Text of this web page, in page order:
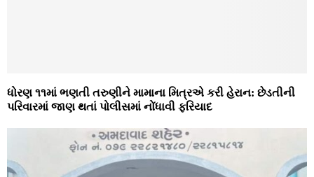
ધોરણ ૧૧માં ભણતી તરુણીને મામાના મિત્રએ કરી હેરાન: છેડતીની
પરિવારમાં જાણ થતાં પોલીસમાં નોંધાવી ફરિયાદ